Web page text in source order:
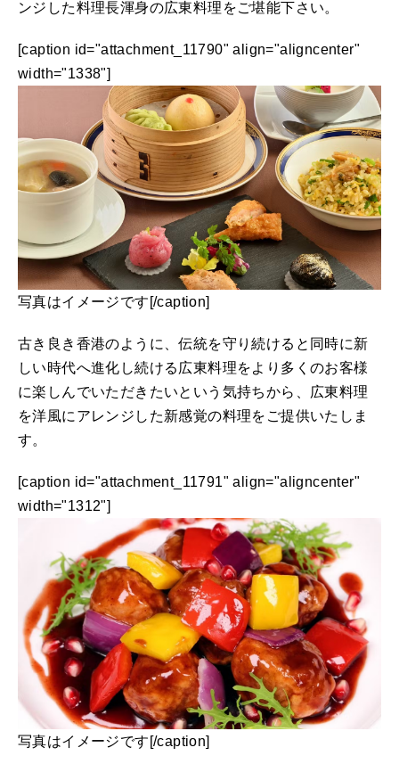
ンジした料理長渾身の広東料理をご堪能下さい。
[caption id="attachment_11790" align="aligncenter"
width="1338"]
写真はイメージです[/caption]
古き良き香港のように、伝統を守り続けると同時に新
しい時代へ進化し続ける広東料理をより多くのお客様
に楽しんでいただきたいという気持ちから、広東料理
を洋風にアレンジした新感覚の料理をご提供いたしま
す。
[caption id="attachment_11791" align="aligncenter"
width="1312"]
写真はイメージです[/caption]